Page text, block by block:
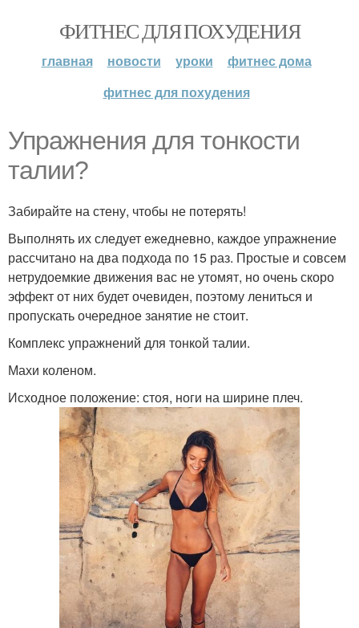
ФИТНЕС ДЛЯ ПОХУДЕНИЯ
главная новости уроки
фитнес дома
фитнес для похудения
Упражнения для тонкости
талии?
Забирайте на стену, чтобы не потерять!
Выполнять их следует ежедневно, каждое упражнение
рассчитано на два подхода по 15 раз. Простые и совсем
нетрудоемкие движения вас не утомят, но очень скоро
эффект от них будет очевиден, поэтому лениться и
пропускать очередное занятие не стоит.
Комплекс упражнений для тонкой талии.
Махи коленом.
Исходное положение: стоя, ноги на ширине плеч.